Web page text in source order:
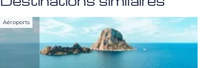
Aéroports